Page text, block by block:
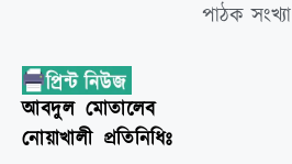
পাঠক সংখ্যা
আবদুল মোতালেব
নোয়াখালী প্রতিনিধিঃ